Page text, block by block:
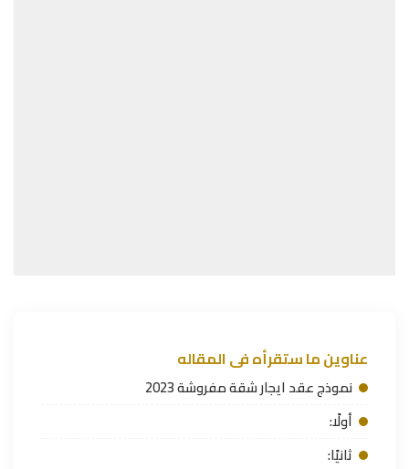
عناوين ما ستقرأه فى المقاله
نموذج عقد ايجار شقة مفروشة 2023
أولًا:
ثانيًا: